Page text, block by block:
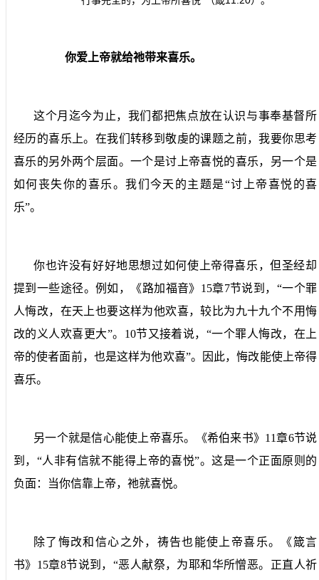
你爱上帝就给祂带来喜乐。
这个月迄今为止，我们都把焦点放在认识与事奉基督所
经历的喜乐上。在我们转移到敬虔的课题之前，我要你思考
喜乐的另外两个层面。一个是讨上帝喜悦的喜乐，另一个是
如何丧失你的喜乐。我们今天的主题是“讨上帝喜悦的喜
乐”。
你也许没有好好地思想过如何使上帝得喜乐，但圣经却
提到一些途径。例如，《路加福音》 15章7节说到，“一个罪
人悔改，在天上也要这样为他欢喜，较比为九十九个不用悔
改的义人欢喜更大”。 10节又接着说，“一个罪人悔改，在上
帝的使者面前，也是这样为他欢喜”。因此，悔改能使上帝得
喜乐。
另一个就是信心能使上帝喜乐。《希伯来书》 11章6节说
到，“人非有信就不能得上帝的喜悦”。这是一个正面原则的
负面：当你信靠上帝，祂就喜悦。
除了悔改和信心之外，祷告也能使上帝喜乐。《箴言
书》 15章8节说到，“恶人献祭，为耶和华所憎恶。正直人祈